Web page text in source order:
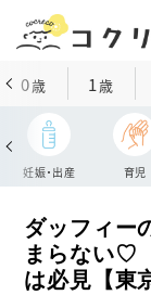
0歳 1歳
妊娠・出産 育児
ダッフィー
まらない♡
は必見【東